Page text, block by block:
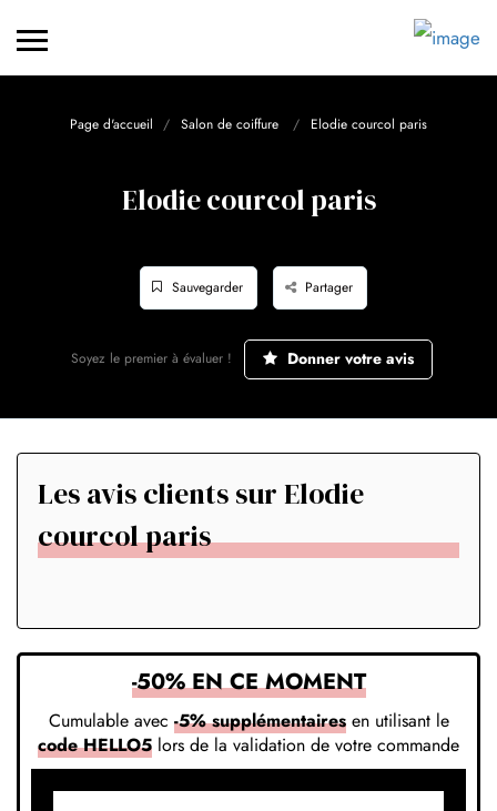
Page d'accueil Salon de coiffure Elodie courcol paris
Elodie courcol paris
Sauvegarder Partager
Soyez le premier à évaluer ! Donner votre avis
Les avis clients sur Elodie
courcol paris
-50% EN CE MOMENT
Cumulable avec -5% supplémentairesen utilisant le
code HELLO5 lors de la validation de votre commande